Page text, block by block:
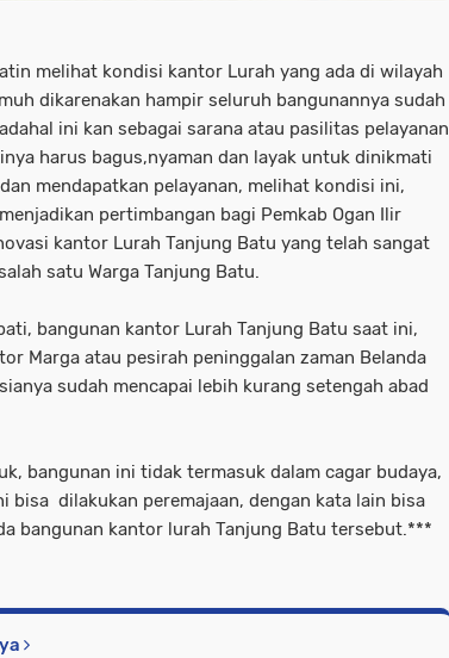
melihat kondisi kantor Lurah yang ada di wilayah
dikarenakan hampir seluruh bangunannya sudah
ini kan sebagai sarana atau pasilitas pelayanan
harus bagus,nyaman dan layak untuk dinikmati
mendapatkan pelayanan, melihat kondisi ini,
pertimbangan bagi Pemkab Ogan Ilir
kantor Lurah Tanjung Batu yang telah sangat
satu Warga Tanjung Batu.
bangunan kantor Lurah Tanjung Batu saat ini,
Marga atau pesirah peninggalan zaman Belanda
sudah mencapai lebih kurang setengah abad
bangunan ini tidak termasuk dalam cagar budaya,
bisa dilakukan peremajaan, dengan kata lain bisa
bangunan kantor lurah Tanjung Batu tersebut.***